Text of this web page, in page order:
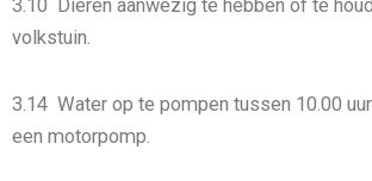
3.10 Dieren aanwezig te hebben of te
volkstuin.
3.14 Water op te pompen tussen 10.00
een motorpomp.